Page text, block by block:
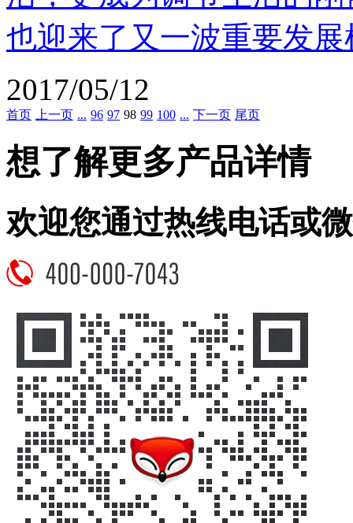
也迎来了又一波重要发展
2017/05/12
首页 上一页 ... 96 97 98 99 100 ... 下一页 尾页
想了解更多产品详情
欢迎您通过热线电话或